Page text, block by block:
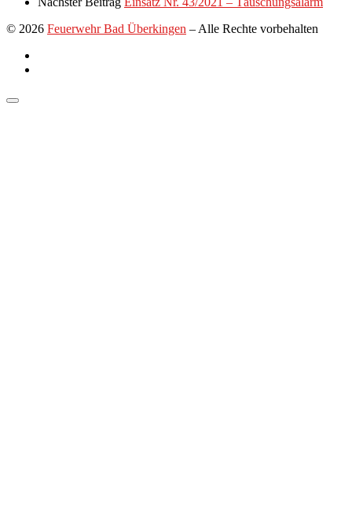
© 2026 Feuerwehr Bad Überkingen – Alle Rechte vorbehalten